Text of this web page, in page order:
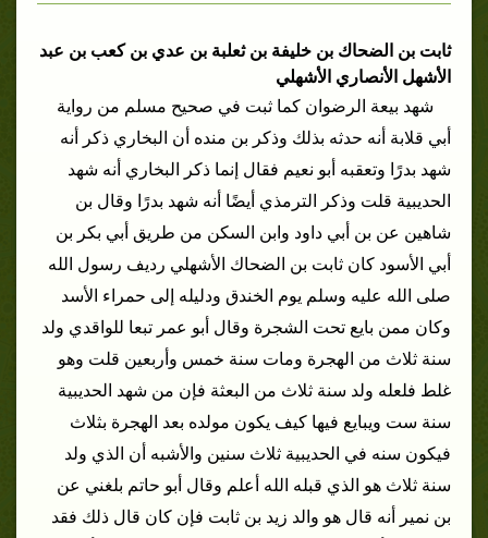
ثابت بن الضحاك بن خليفة بن ثعلبة بن عدي بن كعب بن عبد
الأشهل الأنصاري الأشهلي
شهد بيعة الرضوان كما ثبت في صحيح مسلم من رواية
أبي قلابة أنه حدثه بذلك وذكر بن منده أن البخاري ذكر أنه
شهد بدرًا وتعقبه أبو نعيم فقال إنما ذكر البخاري أنه شهد
الحديبية قلت وذكر الترمذي أيضًا أنه شهد بدرًا وقال بن
شاهين عن بن أبي داود وابن السكن من طريق أبي بكر بن
أبي الأسود كان ثابت بن الضحاك الأشهلي رديف رسول الله
صلى الله عليه وسلم يوم الخندق ودليله إلى حمراء الأسد
وكان ممن بايع تحت الشجرة وقال أبو عمر تبعا للواقدي ولد
سنة ثلاث من الهجرة ومات سنة خمس وأربعين قلت وهو
غلط فلعله ولد سنة ثلاث من البعثة فإن من شهد الحديبية
سنة ست ويبايع فيها كيف يكون مولده بعد الهجرة بثلاث
فيكون سنه في الحديبية ثلاث سنين والأشبه أن الذي ولد
سنة ثلاث هو الذي قبله الله أعلم وقال أبو حاتم بلغني عن
بن نمير أنه قال هو والد زيد بن ثابت فإن كان قال ذلك فقد